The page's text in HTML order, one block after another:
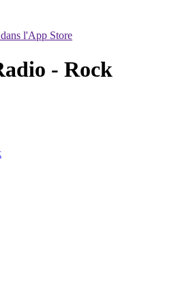
l'App Store
- Rock